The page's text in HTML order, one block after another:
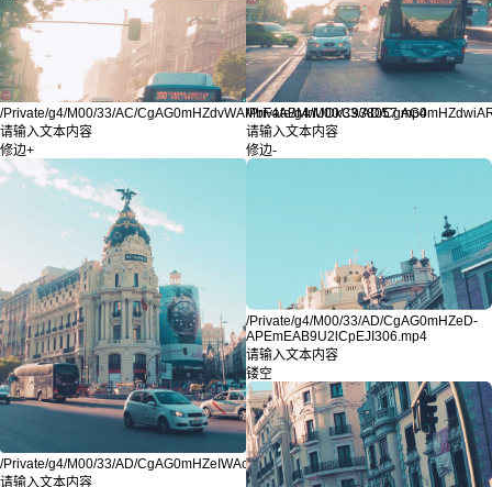
/Private/g4/M00/33/AC/CgAG0mHZdvWAMbF4ABMnUDkC938057.mp4
请输入文本内容
修边+
/Private/g4/M00/33/AD/
请输入文本内容
修边-
/Private/g4/M00/33/AD/CgAG0mHZeIWAc17EAATQof5FaGs654.mp4
请输入文本内容
/Private/g4/M00/33/AD/CgAG0mHZeD-
APEmEAB9U2lCpEJI306.mp4
请输入文本内容
镂空